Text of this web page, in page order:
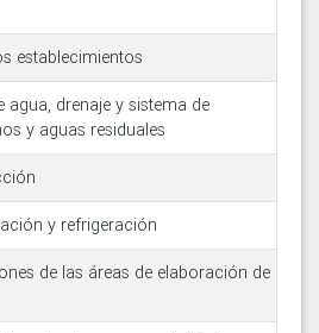
establecimientos
agua, drenaje y sistema de
y aguas residuales
y refrigeración
de las áreas de elaboración de